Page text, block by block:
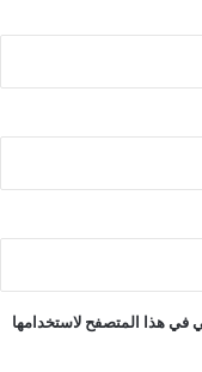
في هذا المتصفح لاستخدامها